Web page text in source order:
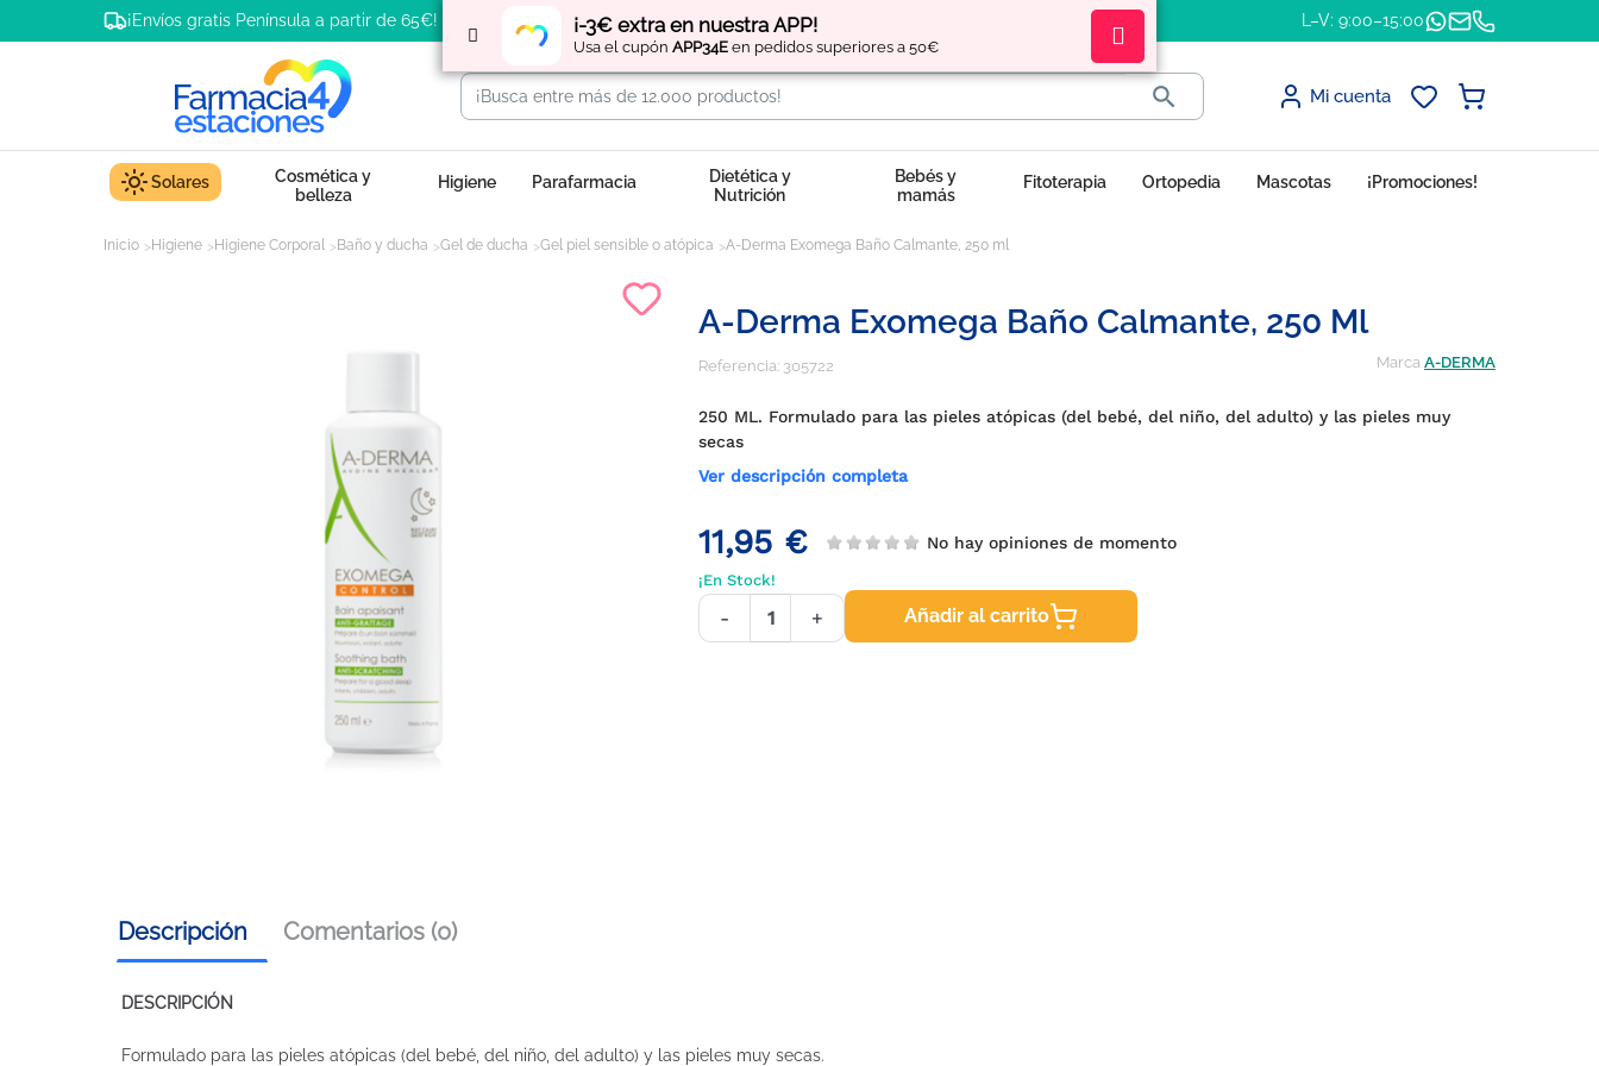
¡-3€ extra en nuestra APP!
Usa el cupón APP34E en pedidos superiores a 50€
¡Envíos gratis Península a partir de 65€! Regístratey obtén L–V: 9:00–15:00
 Mi cuenta
Solares
Cosmética y
belleza
Higiene Parafarmacia
Dietética y
Nutrición
Bebés y
mamás
Fitoterapia Ortopedia Mascotas ¡Promociones!
Inicio Higiene Higiene Corporal Baño y ducha Gel de ducha Gel piel sensible o atópica A-Derma Exomega Baño Calmante, 250 ml
A-Derma Exomega Baño Calmante, 250 Ml
Referencia: 305722 Marca A-DERMA
250 ML. Formulado para las pieles atópicas (del bebé, del niño, del adulto) y las pieles muy
secas
Ver descripción completa
11,95 € No hay opiniones de momento
¡En Stock!
- + Añadir al carrito
Descripción Comentarios (0)
DESCRIPCIÓN
Formulado para las pieles atópicas (del bebé, del niño, del adulto) y las pieles muy secas.